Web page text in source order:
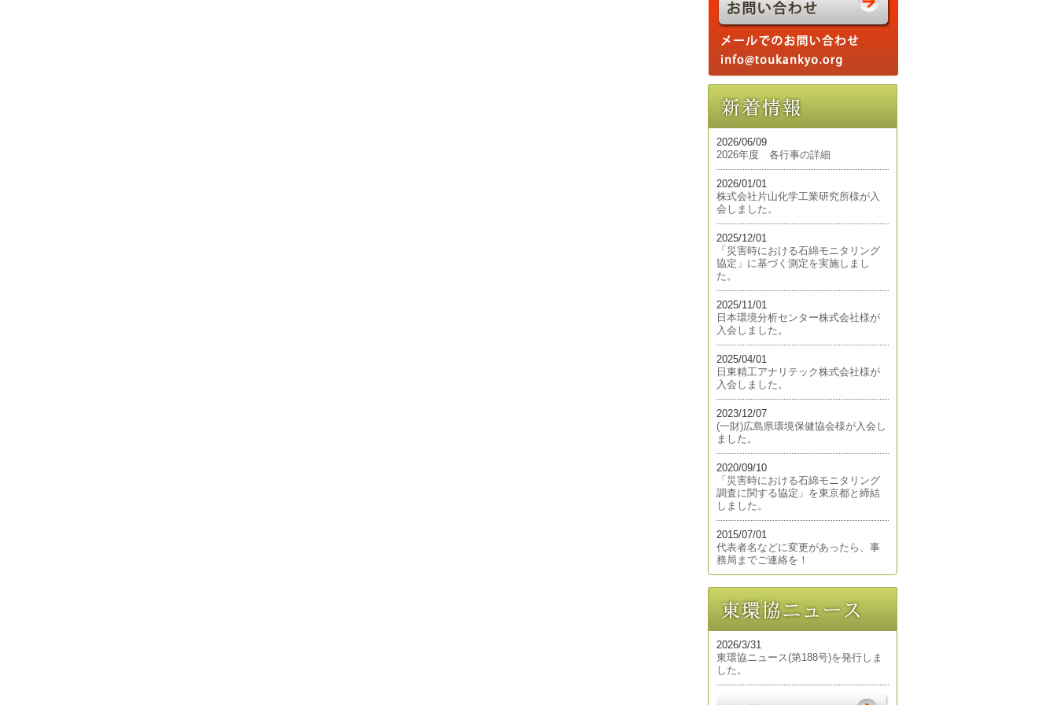
2026/06/09
2026年度 各行事の詳細
2026/01/01
株式会社片山化学工業研究所様が入
会しました。
2025/12/01
「災害時における石綿モニタリング
協定」に基づく測定を実施しまし
た。
2025/11/01
日本環境分析センター株式会社様が
入会しました。
2025/04/01
日東精工アナリテック株式会社様が
入会しました。
2023/12/07
(一財)広島県環境保健協会様が入会し
ました。
2020/09/10
「災害時における石綿モニタリング
調査に関する協定」を東京都と締結
しました。
2015/07/01
代表者名などに変更があったら、事
務局までご連絡を！
2026/3/31
東環協ニュース(第188号)を発行しま
した。